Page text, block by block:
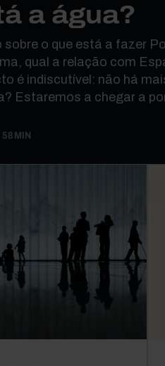
a água?
o que está a fazer
qual a relação com
é indiscutível: não há
Estaremos a chegar a
58 MIN